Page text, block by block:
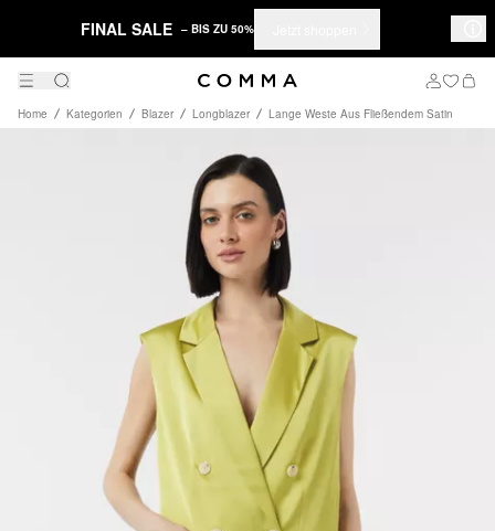
FINAL SALE – BIS ZU 50%
Home Kategorien Blazer Longblazer Lange Weste Aus Fließendem Satin